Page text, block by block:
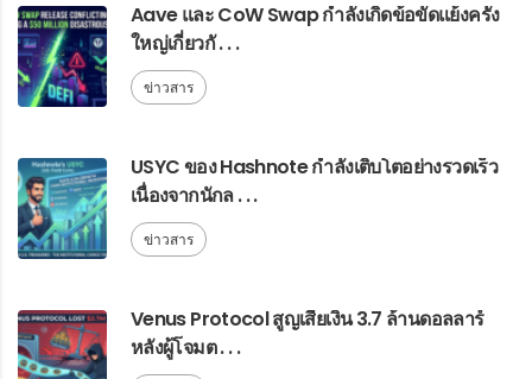
Aave และ CoW Swap กำลังเกิดข้อขัดแย้งครั้ง
ใหญ่เกี่ยวกั . . .
ข่าวสาร
USYC ของ Hashnote กำลังเติบโตอย่างรวดเร็ว
เนื่องจากนักล . . .
ข่าวสาร
Venus Protocol สูญเสียเงิน 3.7 ล้านดอลลาร์
หลังผู้โจมต . . .